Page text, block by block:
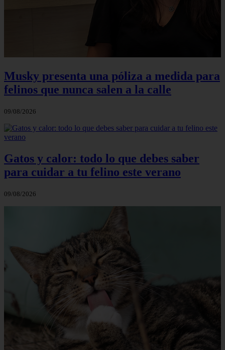
Musky presenta una póliza a medida para
felinos que nunca salen a la calle
09/08/2026
Gatos y calor: todo lo que debes saber
para cuidar a tu felino este verano
09/08/2026